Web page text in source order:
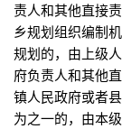
责人和其他直
乡规划组织编制
规划的，由上级
府负责人和其
镇人民政府或者
为之一的，由本